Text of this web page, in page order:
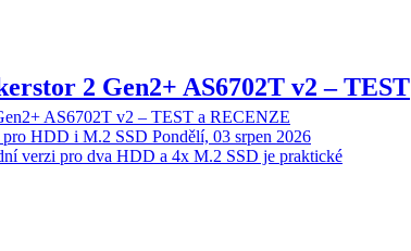
2 Gen2+ AS6702T v2 – TEST
AS6702T v2 – TEST a RECENZE
HDD i M.2 SSD Pondělí, 03 srpen 2026
verzi pro dva HDD a 4x M.2 SSD je praktické